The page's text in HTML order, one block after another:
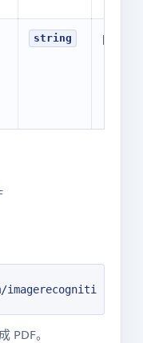
string public
imagerecogniti
PDF。